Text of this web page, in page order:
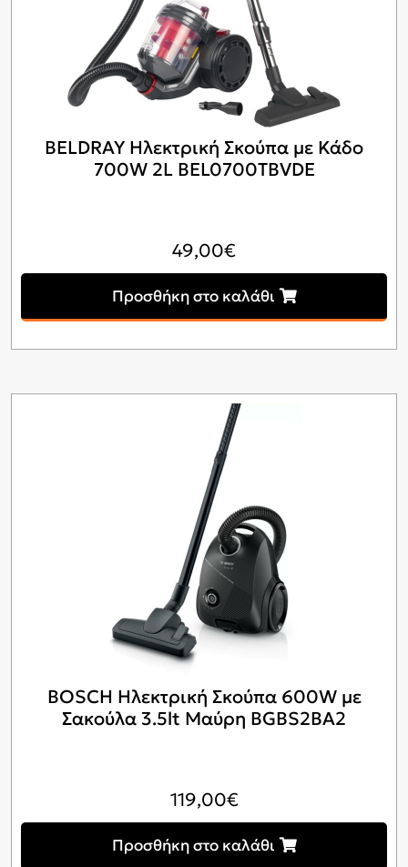
BELDRAY Ηλεκτρική Σκούπα με Κάδο
700W 2L BEL0700TBVDE
49,00€
Προσθήκη στο καλάθι
BOSCH Ηλεκτρική Σκούπα 600W με
Σακούλα 3.5lt Μαύρη BGBS2BA2
119,00€
Προσθήκη στο καλάθι